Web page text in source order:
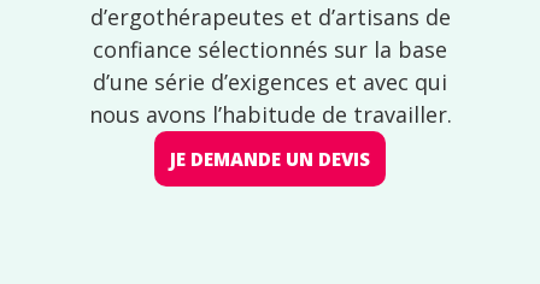
d’ergothérapeutes et d’artisans de
confiance sélectionnés sur la base
d’une série d’exigences et avec qui
nous avons l’habitude de travailler.
JE DEMANDE UN DEVIS